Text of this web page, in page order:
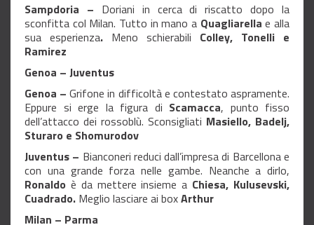
Sampdoria – Doriani in cerca di riscatto dopo la
sconfitta col Milan. Tutto in mano a Quagliarella e alla
sua esperienza. Meno schierabili Colley, Tonelli e
Ramirez
Genoa – Juventus
Genoa –Grifone in difficoltà e contestato aspramente.
Eppure si erge la figura di Scamacca, punto fisso
dell’attacco dei rossoblù. Sconsigliati Masiello, Badelj,
Sturaro e Shomurodov
Juventus – Bianconeri reduci dall’impresa di Barcellona e
con una grande forza nelle gambe. Neanche a dirlo,
Ronaldo è da mettere insieme a Chiesa, Kulusevski,
Cuadrado. Meglio lasciare ai boxArthur
Milan – Parma